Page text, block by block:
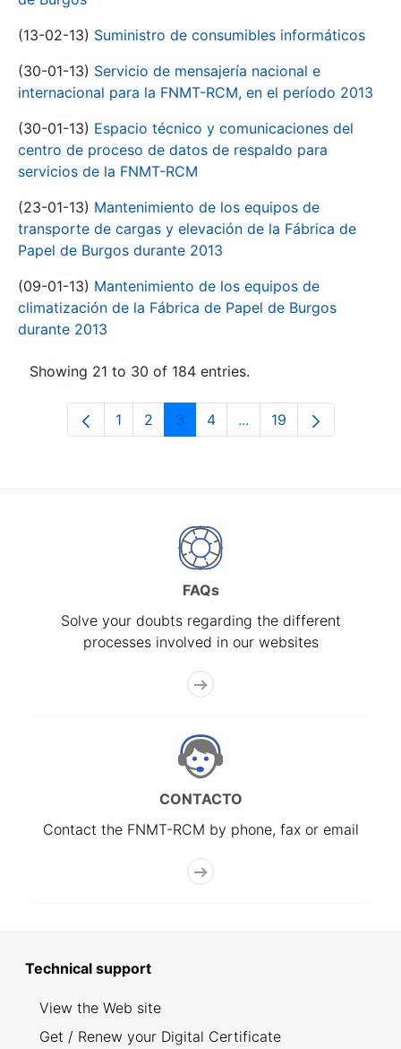
(13-02-13) Suministro de consumibles informáticos
(30-01-13) Servicio de mensajería nacional e
internacional para la FNMT-RCM, en el período 2013
(30-01-13) Espacio técnico y comunicaciones del
centro de proceso de datos de respaldo para
servicios de la FNMT-RCM
(23-01-13) Mantenimiento de los equipos de
transporte de cargas y elevación de la Fábrica de
Papel de Burgos durante 2013
(09-01-13) Mantenimiento de los equipos de
climatización de la Fábrica de Papel de Burgos
durante 2013
Showing 21 to 30 of 184 entries.
Page
1 Page
2 Page
3 Page
4 ...Intermediate Pages
Page
19
FAQs
Solve your doubts regarding the different
processes involved in our websites
CONTACTO
Contact the FNMT-RCM by phone, fax or email
Technical support
View the Web site
Get / Renew your Digital Certificate